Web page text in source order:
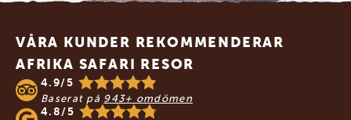
Footer
VÅRA KUNDER REKOMMENDERAR
AFRIKA SAFARI RESOR
4.9/5
Baserat på 943+ omdömen
4.8/5